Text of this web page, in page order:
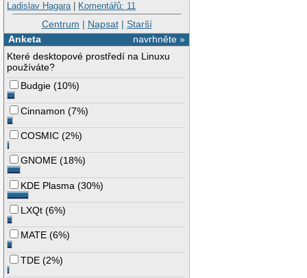
Ladislav Hagara| Komentářů: 11
Centrum | Napsat| Starší
navrhněte »
Anketa
Které desktopové prostředí na Linuxu
používáte?
Budgie (10%)
Cinnamon (7%)
COSMIC (2%)
GNOME (18%)
KDE Plasma (30%)
LXQt (6%)
MATE (6%)
TDE (2%)